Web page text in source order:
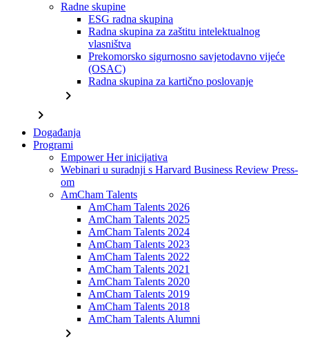
Radne skupine
ESG radna skupina
Radna skupina za zaštitu intelektualnog
vlasništva
Prekomorsko sigurnosno savjetodavno vijeće
(OSAC)
Radna skupina za kartično poslovanje
chevron_right
chevron_right
Događanja
Programi
Empower Her inicijativa
Webinari u suradnji s Harvard Business Review Press-
om
AmCham Talents
AmCham Talents 2026
AmCham Talents 2025
AmCham Talents 2024
AmCham Talents 2023
AmCham Talents 2022
AmCham Talents 2021
AmCham Talents 2020
AmCham Talents 2019
AmCham Talents 2018
AmCham Talents Alumni
chevron_right